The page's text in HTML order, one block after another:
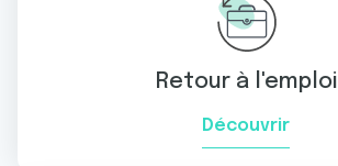
Retour à l'emploi
Découvrir